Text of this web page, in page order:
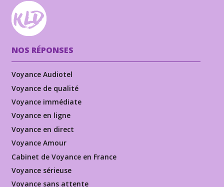
NOS RÉPONSES
Voyance Audiotel
Voyance de qualité
Voyance immédiate
Voyance en ligne
Voyance en direct
Voyance Amour
Cabinet de Voyance en France
Voyance sérieuse
Voyance sans attente